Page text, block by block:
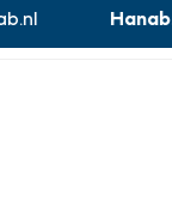
Hanab.
bij Menu